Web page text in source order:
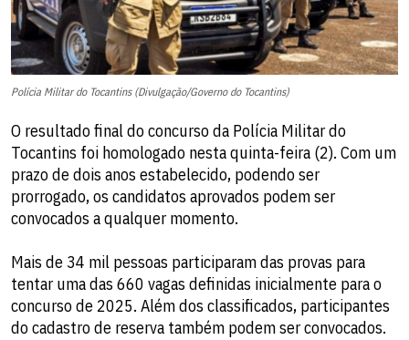
Polícia Militar do Tocantins (Divulgação/Governo do Tocantins)
O resultado final do concurso da Polícia Militar do
Tocantins foi homologado nesta quinta-feira (2). Com um
prazo de dois anos estabelecido, podendo ser
prorrogado, os candidatos aprovados podem ser
convocados a qualquer momento.
Mais de 34 mil pessoas participaram das provas para
tentar uma das 660 vagas definidas inicialmente para o
concurso de 2025. Além dos classificados, participantes
do cadastro de reserva também podem ser convocados.